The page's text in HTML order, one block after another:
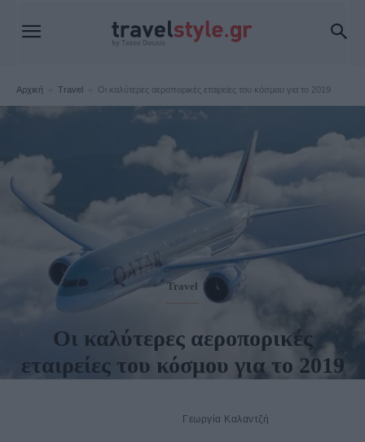
Αρχική Travel Οι καλύτερες αεροπορικές εταιρείες του κόσμου για το 2019
Travel
Οι καλύτερες αεροπορικές
εταιρείες του κόσμου για το 2019
Γεωργία Καλαντζή